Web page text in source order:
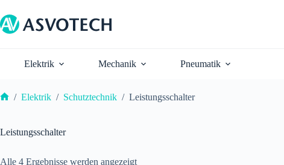
Inhalt
springen
Elektrik Mechanik Pneumatik
/ Elektrik / Schutztechnik / Leistungsschalter
Leistungsschalter
Alle 4 Ergebnisse werden angezeigt